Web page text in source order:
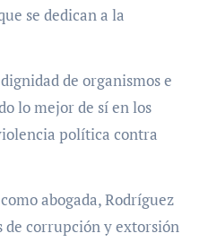
se dedican a la
de organismos e
lo mejor de sí en los
política contra
abogada, Rodríguez
de corrupción y extorsión